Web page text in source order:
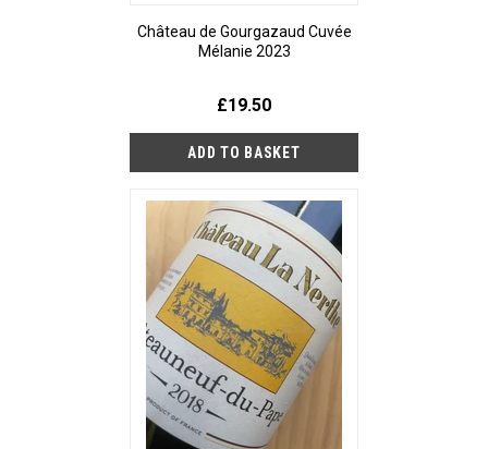
Château de Gourgazaud Cuvée
Mélanie 2023
£19.50